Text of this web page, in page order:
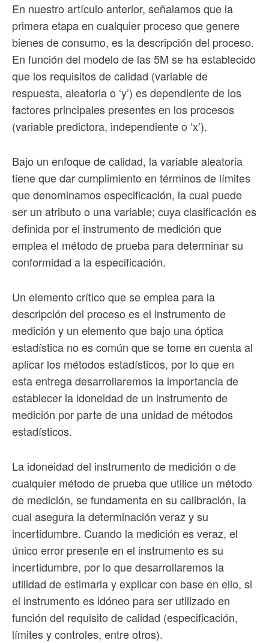
En nuestro artículo anterior, señalamos que la
primera etapa en cualquier proceso que genere
bienes de consumo, es la descripción del proceso.
En función del modelo de las 5M se ha establecido
que los requisitos de calidad (variable de
respuesta, aleatoria o ‘y’) es dependiente de los
factores principales presentes en los procesos
(variable predictora, independiente o ‘x’).
Bajo un enfoque de calidad, la variable aleatoria
tiene que dar cumplimiento en términos de límites
que denominamos especificación, la cual puede
ser un atributo o una variable; cuya clasificación es
definida por el instrumento de medición que
emplea el método de prueba para determinar su
conformidad a la especificación.
Un elemento crítico que se emplea para la
descripción del proceso es el instrumento de
medición y un elemento que bajo una óptica
estadística no es común que se tome en cuenta al
aplicar los métodos estadísticos, por lo que en
esta entrega desarrollaremos la importancia de
establecer la idoneidad de un instrumento de
medición por parte de una unidad de métodos
estadísticos.
La idoneidad del instrumento de medición o de
cualquier método de prueba que utilice un método
de medición, se fundamenta en su calibración, la
cual asegura la determinación veraz y su
incertidumbre. Cuando la medición es veraz, el
único error presente en el instrumento es su
incertidumbre, por lo que desarrollaremos la
utilidad de estimarla y explicar con base en ello, si
el instrumento es idóneo para ser utilizado en
función del requisito de calidad (especificación,
límites y controles, entre otros).